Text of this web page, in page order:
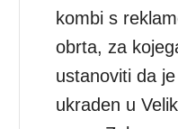
kombi s
obrta, za
ustanoviti da
ukraden u